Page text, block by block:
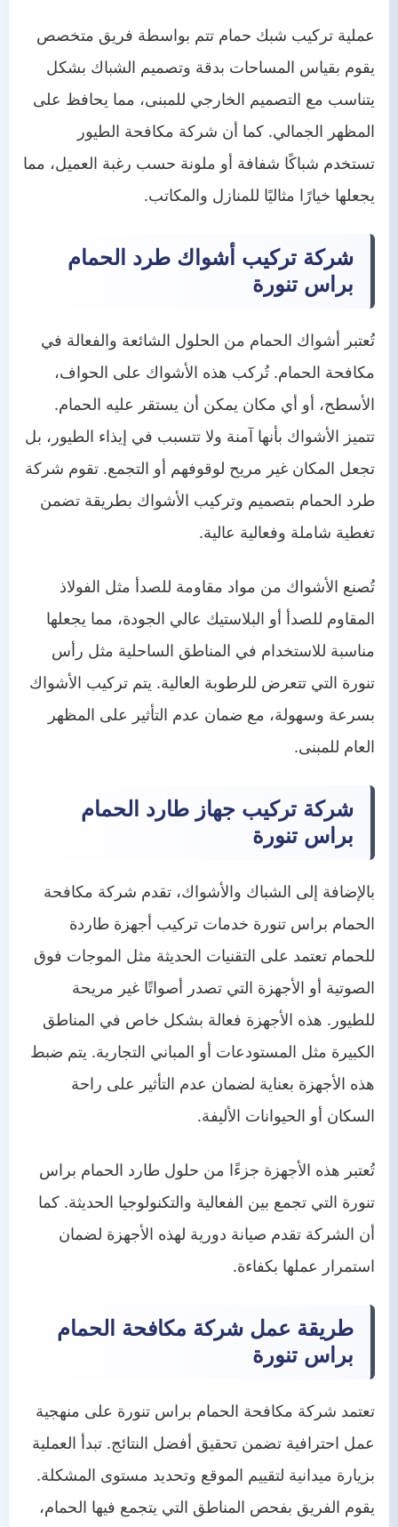
عملية تركيب شبك حمام تتم بواسطة فريق متخصص
يقوم بقياس المساحات بدقة وتصميم الشباك بشكل
يتناسب مع التصميم الخارجي للمبنى، مما يحافظ على
المظهر الجمالي. كما أن شركة مكافحة الطيور
تستخدم شباكًا شفافة أو ملونة حسب رغبة العميل، مما
يجعلها خيارًا مثاليًا للمنازل والمكاتب.
شركة تركيب أشواك طرد الحمام
براس تنورة
تُعتبر أشواك الحمام من الحلول الشائعة والفعالة في
مكافحة الحمام. تُركب هذه الأشواك على الحواف،
الأسطح، أو أي مكان يمكن أن يستقر عليه الحمام.
تتميز الأشواك بأنها آمنة ولا تتسبب في إيذاء الطيور، بل
تجعل المكان غير مريح لوقوفهم أو التجمع. تقوم شركة
طرد الحمام بتصميم وتركيب الأشواك بطريقة تضمن
تغطية شاملة وفعالية عالية.
تُصنع الأشواك من مواد مقاومة للصدأ مثل الفولاذ
المقاوم للصدأ أو البلاستيك عالي الجودة، مما يجعلها
مناسبة للاستخدام في المناطق الساحلية مثل رأس
تنورة التي تتعرض للرطوبة العالية. يتم تركيب الأشواك
بسرعة وسهولة، مع ضمان عدم التأثير على المظهر
العام للمبنى.
شركة تركيب جهاز طارد الحمام
براس تنورة
بالإضافة إلى الشباك والأشواك، تقدم شركة مكافحة
الحمام براس تنورة خدمات تركيب أجهزة طاردة
للحمام تعتمد على التقنيات الحديثة مثل الموجات فوق
الصوتية أو الأجهزة التي تصدر أصواتًا غير مريحة
للطيور. هذه الأجهزة فعالة بشكل خاص في المناطق
الكبيرة مثل المستودعات أو المباني التجارية. يتم ضبط
هذه الأجهزة بعناية لضمان عدم التأثير على راحة
السكان أو الحيوانات الأليفة.
تُعتبر هذه الأجهزة جزءًا من حلول طارد الحمام براس
تنورة التي تجمع بين الفعالية والتكنولوجيا الحديثة. كما
أن الشركة تقدم صيانة دورية لهذه الأجهزة لضمان
استمرار عملها بكفاءة.
طريقة عمل شركة مكافحة الحمام
براس تنورة
تعتمد شركة مكافحة الحمام براس تنورة على منهجية
عمل احترافية تضمن تحقيق أفضل النتائج. تبدأ العملية
بزيارة ميدانية لتقييم الموقع وتحديد مستوى المشكلة.
يقوم الفريق بفحص المناطق التي يتجمع فيها الحمام،